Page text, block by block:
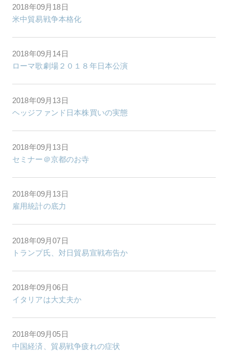
2018年09月18日
米中貿易戦争本格化
2018年09月14日
ローマ歌劇場２０１８年日本公演
2018年09月13日
ヘッジファンド日本株買いの実態
2018年09月13日
セミナー＠京都のお寺
2018年09月13日
雇用統計の底力
2018年09月07日
トランプ氏、対日貿易宣戦布告か
2018年09月06日
イタリアは大丈夫か
2018年09月05日
中国経済、貿易戦争疲れの症状